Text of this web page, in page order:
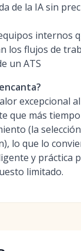
de la IA sin
internos
los flujos de
un ATS
excepcional
que más
(la
lo que lo
y práctica
limitado.